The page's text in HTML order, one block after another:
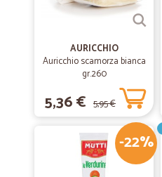
—Concetta D.
Eccellente
Ordinato e arrivato subito
Ginetta A.
Puntualità e precisione!
Puntualità e precisione!
AURICCHIO
Auricchio scamorza bianca
gr.260
5,36 € 5,95 €
-22%